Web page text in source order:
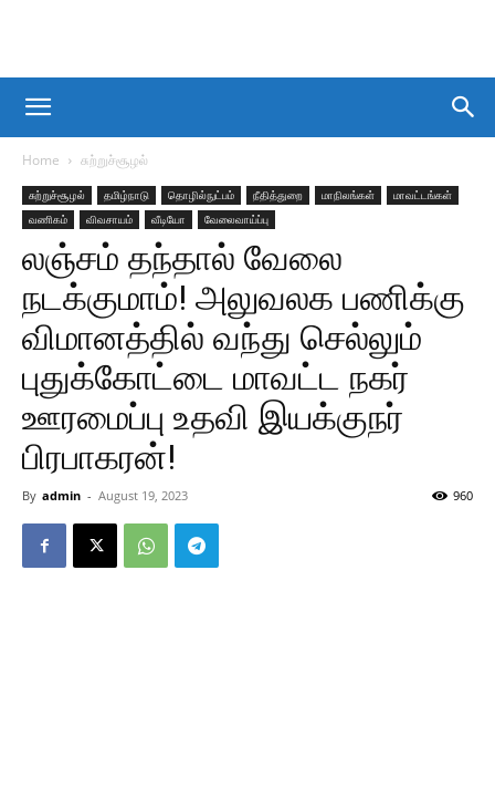
Home சுற்றுச்சூழல்
சுற்றுச்சூழல் தமிழ்நாடு தொழில்நுட்பம் நீதித்துறை மாநிலங்கள்
மாவட்டங்கள்
வணிகம்
விவசாயம் வீடியோ வேலைவாய்ப்பு
லஞ்சம் தந்தால் வேலை
நடக்குமாம்! அலுவலக பணிக்கு
விமானத்தில் வந்து செல்லும்
புதுக்கோட்டை மாவட்ட நகர்
ஊரமைப்பு உதவி இயக்குநர்
பிரபாகரன்!
By admin - August 19, 2023 960